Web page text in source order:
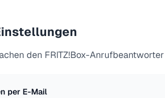
den FRITZ!Box-
per E-Mail